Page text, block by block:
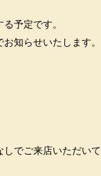
予定です。
知らせいたします。
でご来店いただいて